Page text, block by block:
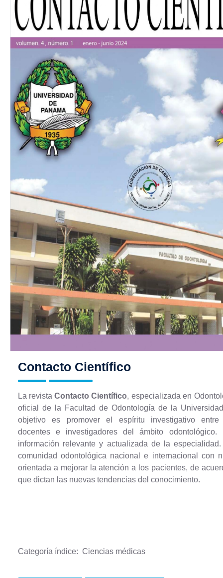
Contacto Científico
La revista Contacto Científico, especializada en
oficial de la Facultad de Odontología de la
objetivo es promover el espíritu investigativo entre
docentes e investigadores del ámbito
información relevante y actualizada de la
comunidad odontológica nacional e internacional con
orientada a mejorar la atención a los pacientes, de
que dictan las nuevas tendencias del conocimiento.
Categoría índice: Ciencias médicas